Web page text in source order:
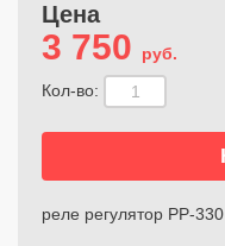
Цена
3 750
руб.
Кол-во:
реле регулятор РР-330